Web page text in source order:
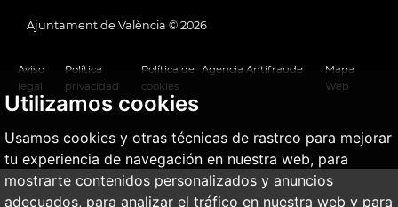
Utilizamos cookies
Usamos cookies y otras técnicas de rastreo para mejorar
tu experiencia de navegación en nuestra web, para
mostrarte contenidos personalizados y anuncios
adecuados, para analizar el tráfico en nuestra web y para
Ajuntament de València © 2026
Aviso
legal
Política
privacidad
Política de
cookies
Agencia Antifraude
Mapa
Web